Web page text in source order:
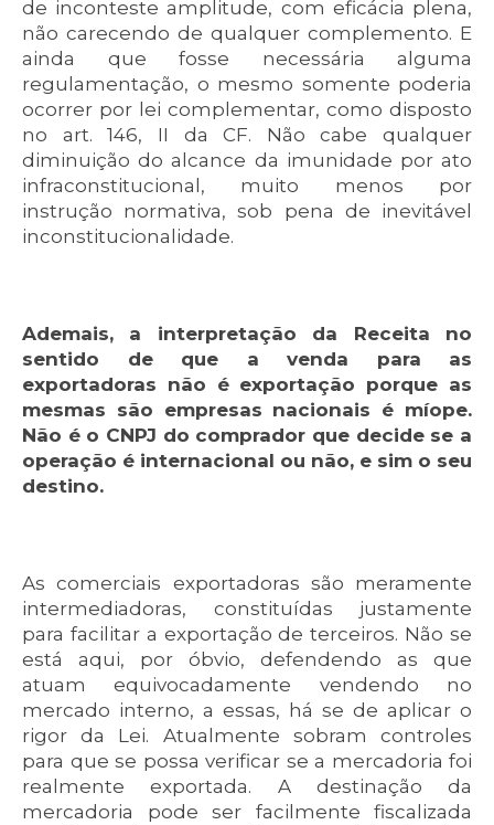
de inconteste amplitude, com eficácia plena,
não carecendo de qualquer complemento. E
ainda que fosse necessária alguma
regulamentação, o mesmo somente poderia
ocorrer por lei complementar, como disposto
no art. 146, II da CF. Não cabe qualquer
diminuição do alcance da imunidade por ato
infraconstitucional, muito menos por
instrução normativa, sob pena de inevitável
inconstitucionalidade.
Ademais, a interpretação da Receita no
sentido de que a venda para as
exportadoras não é exportação porque as
mesmas são empresas nacionais é míope.
Não é o CNPJ do comprador que decide se a
operação é internacional ou não, e sim o seu
destino.
As comerciais exportadoras são meramente
intermediadoras, constituídas justamente
para facilitar a exportação de terceiros. Não se
está aqui, por óbvio, defendendo as que
atuam equivocadamente vendendo no
mercado interno, a essas, há se de aplicar o
rigor da Lei. Atualmente sobram controles
para que se possa verificar se a mercadoria foi
realmente exportada. A destinação da
mercadoria pode ser facilmente fiscalizada